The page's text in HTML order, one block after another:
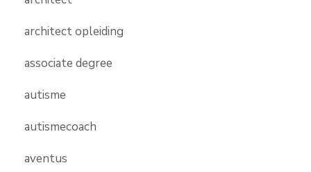
architect opleiding
associate degree
autisme
autismecoach
aventus